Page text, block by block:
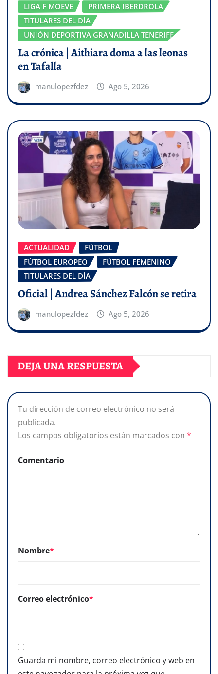
LIGA F MOEVE
PRIMERA IBERDROLA
TITULARES DEL DÍA
UNIÓN DEPORTIVA GRANADILLA TENERIFE
La crónica | Aithiara doma a las leonas
en Tafalla
manulopezfdez Ago 5, 2026
ACTUALIDAD
FÚTBOL
FÚTBOL EUROPEO
FÚTBOL FEMENINO
TITULARES DEL DÍA
Oficial | Andrea Sánchez Falcón se retira
manulopezfdez Ago 5, 2026
DEJA UNA RESPUESTA
Tu dirección de correo electrónico no será
publicada.
Los campos obligatorios están marcados con *
Comentario
Nombre*
Correo electrónico*
Guarda mi nombre, correo electrónico y web en